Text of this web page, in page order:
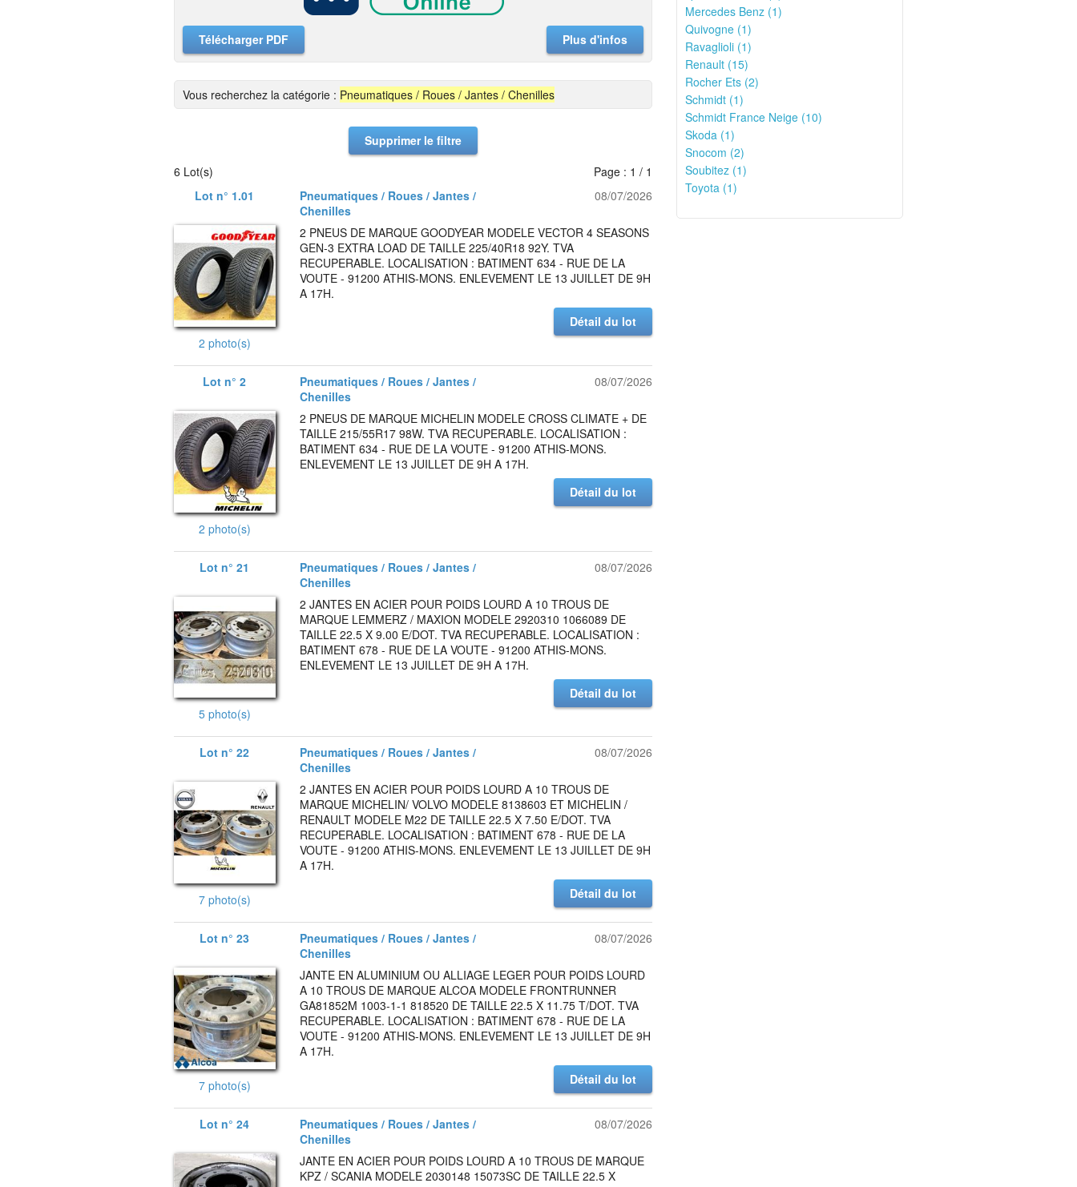
Télécharger PDF Plus d'infos
Vous recherchez la catégorie : Pneumatiques / Roues / Jantes / Chenilles
Supprimer le filtre
6 Lot(s)
Page : 1 / 1
Lot n° 1.01
Pneumatiques / Roues / Jantes /
Chenilles
08/07/2026
2 photo(s)
2 PNEUS DE MARQUE GOODYEAR MODELE VECTOR 4 SEASONS
GEN-3 EXTRA LOAD DE TAILLE 225/40R18 92Y. TVA
RECUPERABLE. LOCALISATION : BATIMENT 634 - RUE DE LA
VOUTE - 91200 ATHIS-MONS. ENLEVEMENT LE 13 JUILLET DE 9H
A 17H.
Détail du lot
Lot n° 2
Pneumatiques / Roues / Jantes /
Chenilles
08/07/2026
2 photo(s)
2 PNEUS DE MARQUE MICHELIN MODELE CROSS CLIMATE + DE
TAILLE 215/55R17 98W. TVA RECUPERABLE. LOCALISATION :
BATIMENT 634 - RUE DE LA VOUTE - 91200 ATHIS-MONS.
ENLEVEMENT LE 13 JUILLET DE 9H A 17H.
Détail du lot
Lot n° 21
Pneumatiques / Roues / Jantes /
Chenilles
08/07/2026
5 photo(s)
2 JANTES EN ACIER POUR POIDS LOURD A 10 TROUS DE
MARQUE LEMMERZ / MAXION MODELE 2920310 1066089 DE
TAILLE 22.5 X 9.00 E/DOT. TVA RECUPERABLE. LOCALISATION :
BATIMENT 678 - RUE DE LA VOUTE - 91200 ATHIS-MONS.
ENLEVEMENT LE 13 JUILLET DE 9H A 17H.
Détail du lot
Lot n° 22
Pneumatiques / Roues / Jantes /
Chenilles
08/07/2026
7 photo(s)
2 JANTES EN ACIER POUR POIDS LOURD A 10 TROUS DE
MARQUE MICHELIN/ VOLVO MODELE 8138603 ET MICHELIN /
RENAULT MODELE M22 DE TAILLE 22.5 X 7.50 E/DOT. TVA
RECUPERABLE. LOCALISATION : BATIMENT 678 - RUE DE LA
VOUTE - 91200 ATHIS-MONS. ENLEVEMENT LE 13 JUILLET DE 9H
A 17H.
Détail du lot
Lot n° 23
Pneumatiques / Roues / Jantes /
Chenilles
08/07/2026
7 photo(s)
JANTE EN ALUMINIUM OU ALLIAGE LEGER POUR POIDS LOURD
A 10 TROUS DE MARQUE ALCOA MODELE FRONTRUNNER
GA81852M 1003-1-1 818520 DE TAILLE 22.5 X 11.75 T/DOT. TVA
RECUPERABLE. LOCALISATION : BATIMENT 678 - RUE DE LA
VOUTE - 91200 ATHIS-MONS. ENLEVEMENT LE 13 JUILLET DE 9H
A 17H.
Détail du lot
Lot n° 24
Pneumatiques / Roues / Jantes /
Chenilles
08/07/2026
JANTE EN ACIER POUR POIDS LOURD A 10 TROUS DE MARQUE
KPZ / SCANIA MODELE 2030148 15073SC DE TAILLE 22.5 X
Mercedes Benz (1)
Quivogne (1)
Ravaglioli (1)
Renault (15)
Rocher Ets (2)
Schmidt (1)
Schmidt France Neige (10)
Skoda (1)
Snocom (2)
Soubitez (1)
Toyota (1)